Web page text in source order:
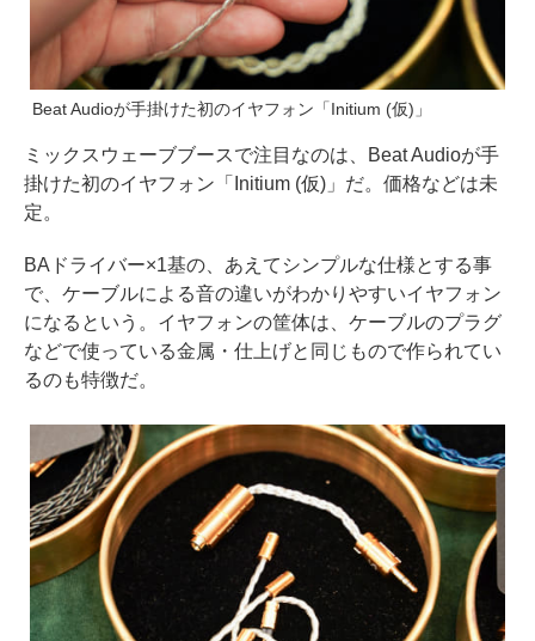
Beat Audioが手掛けた初のイヤフォン「Initium (仮)」
ミックスウェーブブースで注目なのは、Beat Audioが手
掛けた初のイヤフォン「Initium (仮)」だ。価格などは未
定。
BAドライバー×1基の、あえてシンプルな仕様とする事
で、ケーブルによる音の違いがわかりやすいイヤフォン
になるという。イヤフォンの筐体は、ケーブルのプラグ
などで使っている金属・仕上げと同じもので作られてい
るのも特徴だ。